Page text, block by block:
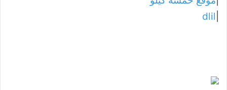
dlil